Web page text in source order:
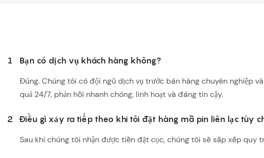
1 Bạn có dịch vụ khách hàng không?
Đúng. Chúng tôi có đội ngũ dịch vụ trước bán hàng chuyên nghiệp
quả 24/7, phản hồi nhanh chóng, linh hoạt và đáng tin cậy.
2 Điều gì xảy ra tiếp theo khi tôi đặt hàng mã pin liên lạc tùy
Sau khi chúng tôi nhận được tiền đặt cọc, chúng tôi sẽ sắp xếp quy